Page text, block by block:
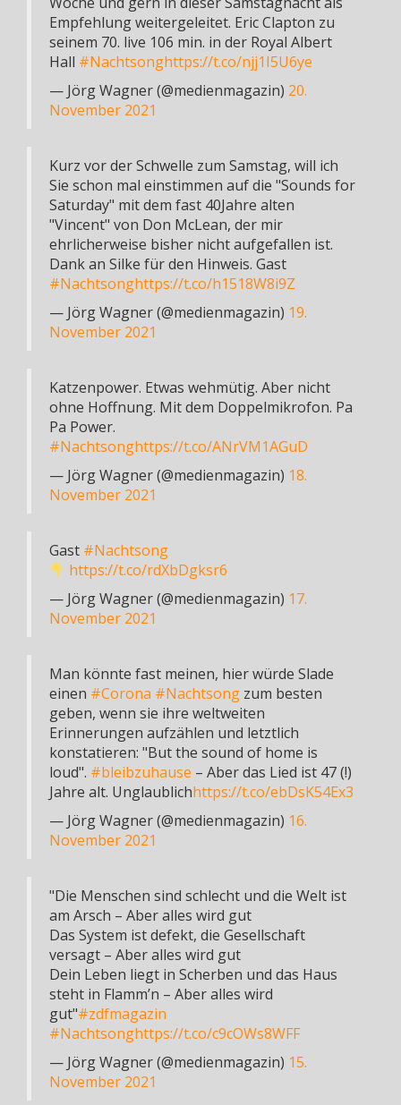
Empfehlung weitergeleitet. Eric Clapton zu
seinem 70. live 106 min. in der Royal Albert
Hall #Nachtsonghttps://t.co/njj1I5U6ye
— Jörg Wagner (@medienmagazin) 20.
November 2021
Kurz vor der Schwelle zum Samstag, will ich
Sie schon mal einstimmen auf die "Sounds for
Saturday" mit dem fast 40Jahre alten
"Vincent" von Don McLean, der mir
ehrlicherweise bisher nicht aufgefallen ist.
Dank an Silke für den Hinweis. Gast
#Nachtsonghttps://t.co/h1518W8i9Z
— Jörg Wagner (@medienmagazin) 19.
November 2021
Katzenpower. Etwas wehmütig. Aber nicht
ohne Hoffnung. Mit dem Doppelmikrofon. Pa
Pa Power.
#Nachtsonghttps://t.co/ANrVM1AGuD
— Jörg Wagner (@medienmagazin) 18.
November 2021
Gast #Nachtsong
https://t.co/rdXbDgksr6
— Jörg Wagner (@medienmagazin) 17.
November 2021
Man könnte fast meinen, hier würde Slade
einen #Corona #Nachtsong zum besten
geben, wenn sie ihre weltweiten
Erinnerungen aufzählen und letztlich
konstatieren: "But the sound of home is
loud". #bleibzuhause – Aber das Lied ist 47 (!)
Jahre alt. Unglaublichhttps://t.co/ebDsK54Ex3
— Jörg Wagner (@medienmagazin) 16.
November 2021
"Die Menschen sind schlecht und die Welt ist
am Arsch – Aber alles wird gut
Das System ist defekt, die Gesellschaft
versagt – Aber alles wird gut
Dein Leben liegt in Scherben und das Haus
steht in Flamm’n – Aber alles wird
gut"#zdfmagazin
#Nachtsonghttps://t.co/c9cOWs8WFF
— Jörg Wagner (@medienmagazin) 15.
November 2021